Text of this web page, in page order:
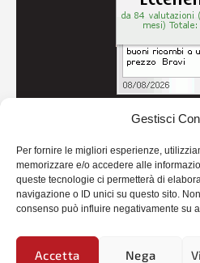
Gestisci
Per fornire le migliori esperienze,
memorizzare e/o accedere alle
queste tecnologie ci permetterà di
navigazione o ID unici su questo sito.
consenso può influire negativamente su
Accetta Nega
Credits